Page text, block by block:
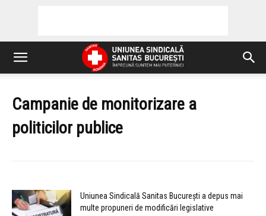
Campanie de monitorizare a
politicilor publice
Uniunea Sindicală Sanitas București a depus mai
multe propuneri de modificări legislative